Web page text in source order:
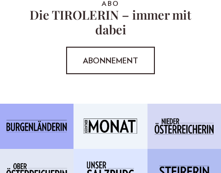
ABO
Die TIROLERIN – immer mit
dabei
ABONNEMENT